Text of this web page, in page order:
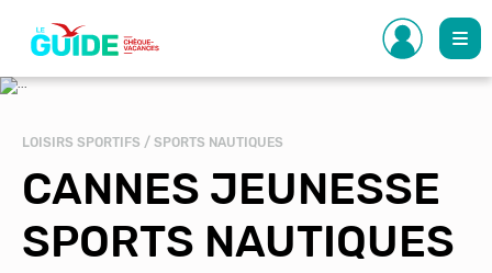
contenu
principal
LOISIRS SPORTIFS / SPORTS NAUTIQUES
CANNES JEUNESSE
SPORTS NAUTIQUES